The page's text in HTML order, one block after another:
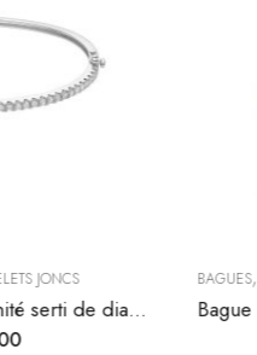
JONCS
Bracelet jonc semi-éternité serti de diamants
BAGUES,